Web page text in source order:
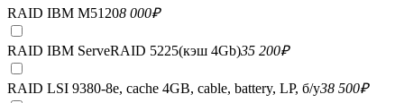
RAID IBM M51208 000₽
RAID IBM ServeRAID 5225(кэш 4Gb)35 200₽
RAID LSI 9380-8e, сache 4GB, cable, battery, LP, б/у38 500₽